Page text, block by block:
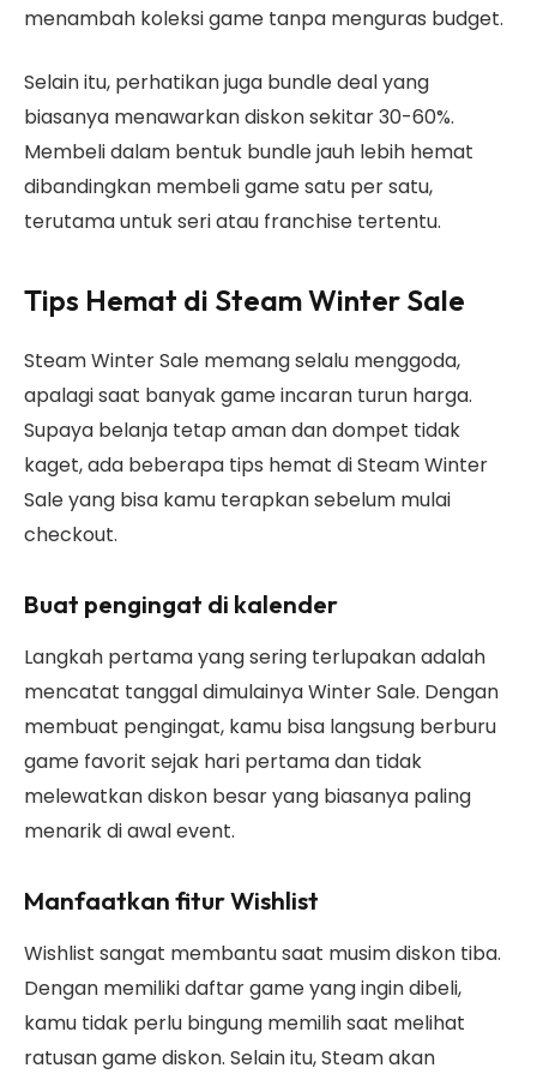
menambah koleksi game tanpa menguras budget.
Selain itu, perhatikan juga bundle deal yang
biasanya menawarkan diskon sekitar 30-60%.
Membeli dalam bentuk bundle jauh lebih hemat
dibandingkan membeli game satu per satu,
terutama untuk seri atau franchise tertentu.
Tips Hemat di Steam Winter Sale
Steam Winter Sale memang selalu menggoda,
apalagi saat banyak game incaran turun harga.
Supaya belanja tetap aman dan dompet tidak
kaget, ada beberapa tips hemat di Steam Winter
Sale yang bisa kamu terapkan sebelum mulai
checkout.
Buat pengingat di kalender
Langkah pertama yang sering terlupakan adalah
mencatat tanggal dimulainya Winter Sale. Dengan
membuat pengingat, kamu bisa langsung berburu
game favorit sejak hari pertama dan tidak
melewatkan diskon besar yang biasanya paling
menarik di awal event.
Manfaatkan fitur Wishlist
Wishlist sangat membantu saat musim diskon tiba.
Dengan memiliki daftar game yang ingin dibeli,
kamu tidak perlu bingung memilih saat melihat
ratusan game diskon. Selain itu, Steam akan